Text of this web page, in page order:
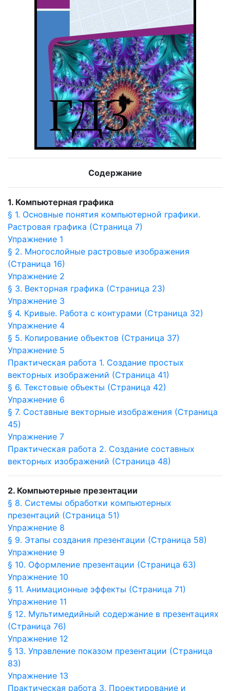
Содержание
1. Компьютерная графика
§ 1. Основные понятия компьютерной графики.
Растровая графика (Страница 7)
Упражнение 1
§ 2. Многослойные растровые изображения
(Страница 16)
Упражнение 2
§ 3. Векторная графика (Страница 23)
Упражнение 3
§ 4. Кривые. Работа с контурами (Страница 32)
Упражнение 4
§ 5. Копирование объектов (Страница 37)
Упражнение 5
Практическая работа 1. Создание простых
векторных изображений (Страница 41)
§ 6. Текстовые объекты (Страница 42)
Упражнение 6
§ 7. Составные векторные изображения (Страница
45)
Упражнение 7
Практическая работа 2. Создание составных
векторных изображений (Страница 48)
2. Компьютерные презентации
§ 8. Системы обработки компьютерных
презентаций (Страница 51)
Упражнение 8
§ 9. Этапы создания презентации (Страница 58)
Упражнение 9
§ 10. Оформление презентации (Страница 63)
Упражнение 10
§ 11. Анимационные эффекты (Страница 71)
Упражнение 11
§ 12. Мультимедийный содержание в презентациях
(Страница 76)
Упражнение 12
§ 13. Управление показом презентации (Страница
83)
Упражнение 13
Практическая работа 3. Проектирование и